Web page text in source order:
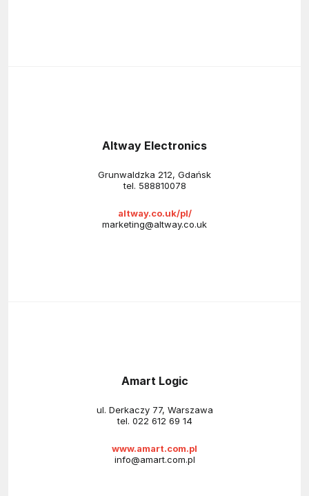
Altway Electronics
Grunwaldzka 212, Gdańsk
tel. 588810078
altway.co.uk/pl/
marketing@altway.co.uk
Amart Logic
ul. Derkaczy 77, Warszawa
tel. 022 612 69 14
www.amart.com.pl
info@amart.com.pl